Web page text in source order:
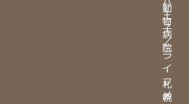
動
物
病
院
・
札
幌
王
子
／
ラ
イ
フ
メ